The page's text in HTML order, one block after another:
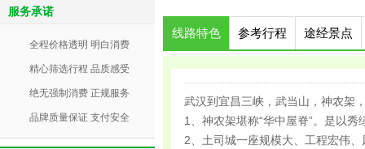
线路特色 参考行程 途经景点
武汉到宜昌三峡，武当山，神农架
1、神农架堪称“华中屋脊”。是以
2、土司城一座规模大、工程宏伟
服务承诺
全程价格透明 明白消费
精心筛选行程 品质感受
绝无强制消费 正规服务
品牌质量保证 支付安全